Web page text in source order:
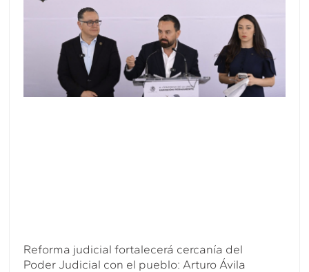
Reforma judicial fortalecerá cercanía del
Poder Judicial con el pueblo: Arturo Ávila